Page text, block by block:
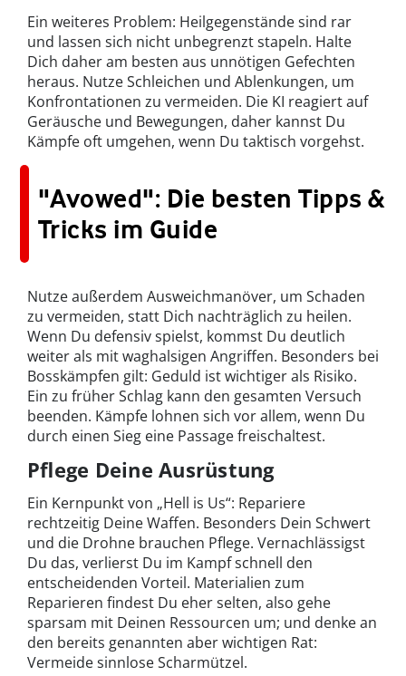
Ein weiteres Problem: Heilgegenstände sind rar
und lassen sich nicht unbegrenzt stapeln. Halte
Dich daher am besten aus unnötigen Gefechten
heraus. Nutze Schleichen und Ablenkungen, um
Konfrontationen zu vermeiden. Die KI reagiert auf
Geräusche und Bewegungen, daher kannst Du
Kämpfe oft umgehen, wenn Du taktisch vorgehst.
"Avowed": Die besten Tipps &
Tricks im Guide
Nutze außerdem Ausweichmanöver, um Schaden
zu vermeiden, statt Dich nachträglich zu heilen.
Wenn Du defensiv spielst, kommst Du deutlich
weiter als mit waghalsigen Angriffen. Besonders bei
Bosskämpfen gilt: Geduld ist wichtiger als Risiko.
Ein zu früher Schlag kann den gesamten Versuch
beenden. Kämpfe lohnen sich vor allem, wenn Du
durch einen Sieg eine Passage freischaltest.
Pflege Deine Ausrüstung
Ein Kernpunkt von „Hell is Us“: Repariere
rechtzeitig Deine Waffen. Besonders Dein Schwert
und die Drohne brauchen Pflege. Vernachlässigst
Du das, verlierst Du im Kampf schnell den
entscheidenden Vorteil. Materialien zum
Reparieren findest Du eher selten, also gehe
sparsam mit Deinen Ressourcen um; und denke an
den bereits genannten aber wichtigen Rat:
Vermeide sinnlose Scharmützel.